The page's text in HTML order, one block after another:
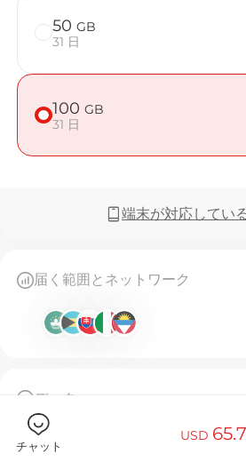
Billion
目的地
eSIMを
データ
50 GB
31 日
100 GB
31 日
端末が対応してい
届く範囲とネットワーク
データ
100GB高速データ、使用後は
31日間有効。
このeSIMは一度しかインスト
チャット
USD